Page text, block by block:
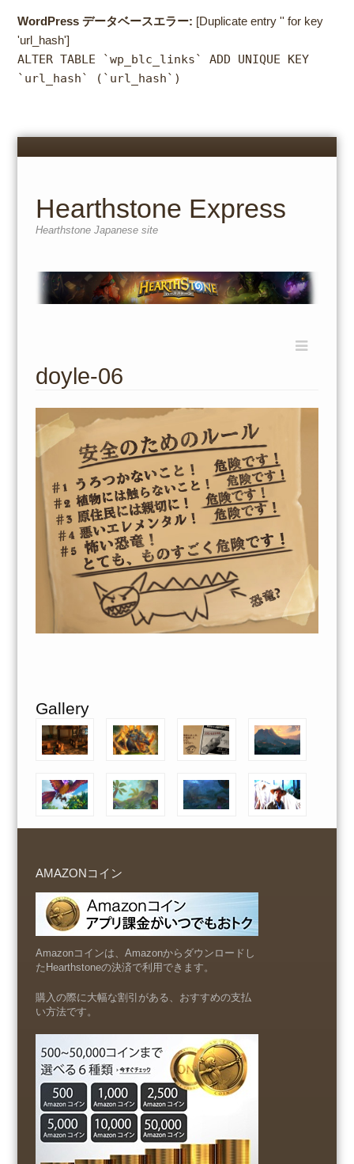
WordPress データベースエラー: [Duplicate entry '' for key
'url_hash']
ALTER TABLE `wp_blc_links` ADD UNIQUE KEY
`url_hash` (`url_hash`)
Menu
Hearthstone Express
Hearthstone Japanese site
content
doyle-06
Gallery
AMAZONコイン
Amazonコインは、Amazonからダウンロードし
たHearthstoneの決済で利用できます。
購入の際に大幅な割引がある、おすすめの支払
い方法です。